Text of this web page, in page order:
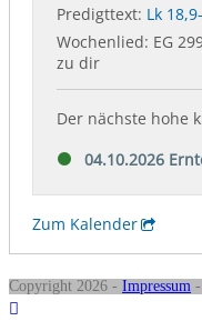
Copyright 2026 - Impressum -